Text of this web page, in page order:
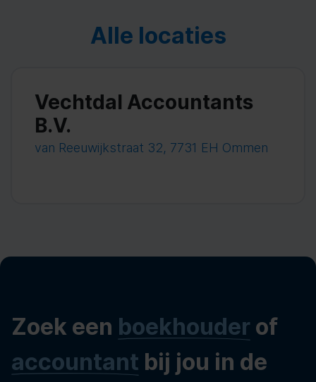
Alle locaties
Vechtdal Accountants
B.V.
van Reeuwijkstraat 32, 7731 EH Ommen
Zoek een boekhouder of
accountant bij jou in de